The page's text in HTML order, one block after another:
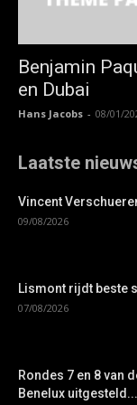
Benjamin
en Dubai
Hans Jacobs - 08/01/
Laatste
Vincent
09/08/2026
Lismont rijdt beste
07/08/2026
Rondes 7 en 8 van
Benelux uitgesteld...